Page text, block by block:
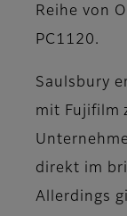
Reihe von
PC1120.
Saulsbury
mit Fujifilm
direkt im
Allerdings